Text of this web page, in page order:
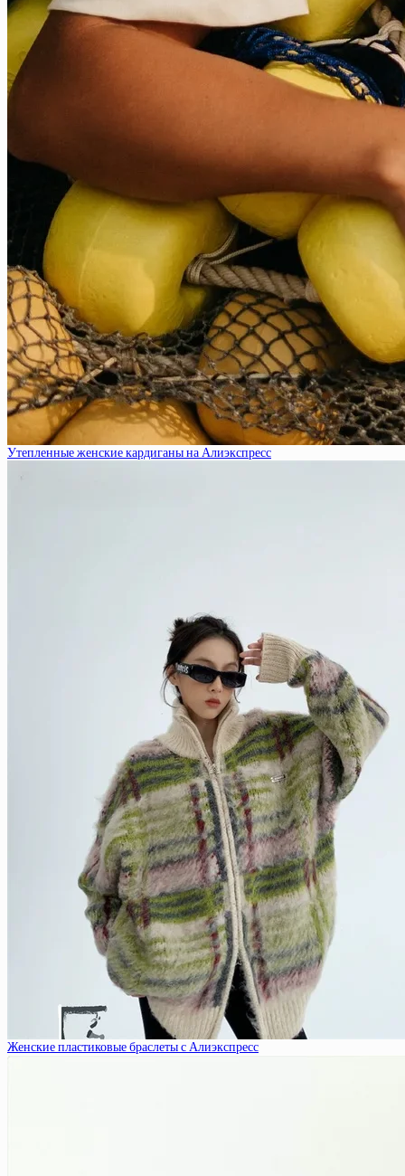
Утепленные женские кардиганы на Алиэкспресс
Женские пластиковые браслеты с Алиэкспресс